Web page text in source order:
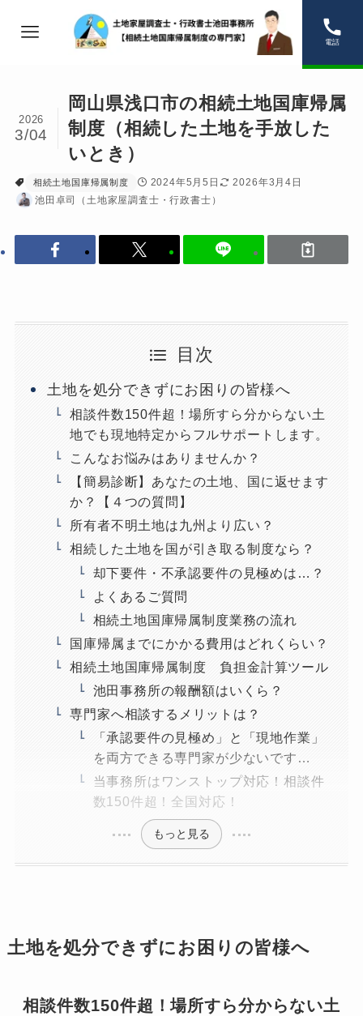
電話
岡山県浅口市の相続土地国庫帰属
制度（相続した土地を手放した
いとき）
2026
3/04
相続土地国庫帰属制度 2024年5月5日
2026年3月4日
池田卓司（土地家屋調査士・行政書士）
目次
土地を処分できずにお困りの皆様へ
相談件数150件超！場所すら分からない土
地でも現地特定からフルサポートします。
こんなお悩みはありませんか？
【簡易診断】あなたの土地、国に返せます
か？【４つの質問】
所有者不明土地は九州より広い？
相続した土地を国が引き取る制度なら？
却下要件・不承認要件の見極めは…？
よくあるご質問
相続土地国庫帰属制度業務の流れ
国庫帰属までにかかる費用はどれくらい？
相続土地国庫帰属制度 負担金計算ツール
池田事務所の報酬額はいくら？
専門家へ相談するメリットは？
「承認要件の見極め」と「現地作業」
を両方できる専門家が少ないです…
当事務所はワンストップ対応！相談件
数150件超！全国対応！
もっと見る
土地を処分できずにお困りの皆様へ
相談件数150件超！場所すら分からない土